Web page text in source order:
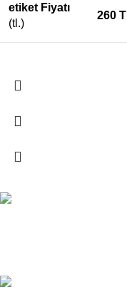
etiket Fiyatı
(tl.)
260 Tl